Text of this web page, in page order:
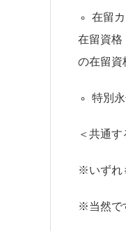
在留
在留資格
の在留資
特別
＜共通す
※いずれ
※当然で